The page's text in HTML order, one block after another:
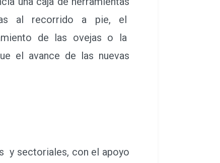
al recorrido a pie, el
de las ovejas o la
el avance de las nuevas
sectoriales, con el apoyo